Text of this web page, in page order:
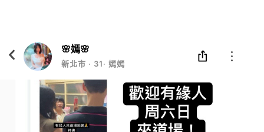
🌸嫣🌸
新北市 ‧ 31‧ 嫣嫣😊助理